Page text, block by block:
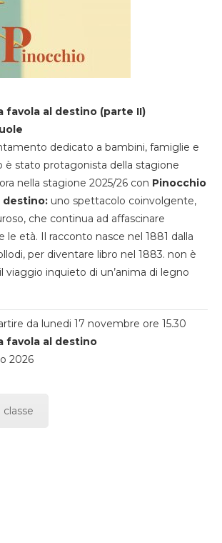
favola al destino (parte II)
dedicato a bambini, famiglie e
è stato protagonista della stagione
nella stagione 2025/26 con Pinocchio
destino: uno spettacolo coinvolgente,
che continua ad affascinare
età. Il racconto nasce nel 1881 dalla
per diventare libro nel 1883. non è
viaggio inquieto di un’anima di legno
da lunedi 17 novembre ore 15.30
favola al destino
2026